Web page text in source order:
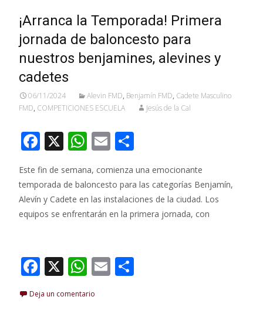
o
o
k
A
p
p
ar
ti
r
¡Arranca la Temporada! Primera
jornada de baloncesto para
nuestros benjamines, alevines y
cadetes
06/11/2024 Alevin FMD, Benjamín FMD, Cadete Masculino
FMD, COMPETICIONES ESCUELA Jesús de la Cal
F
ac
e
b
o
k
X W
at
s
A
p
E
ai
l
m
p
ar
Este fin de semana, comienza una emocionante
temporada de baloncesto para las categorías Benjamín,
Alevín y Cadete en las instalaciones de la ciudad. Los
equipos se enfrentarán en la primera jornada, con
F
e
X W
h
at
E
Deja un comentario